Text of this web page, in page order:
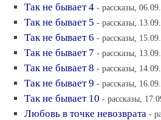
Так не бывает 4 - рассказы,
Так не бывает 5 - рассказы,
Так не бывает 6 - рассказы,
Так не бывает 7 - рассказы,
Так не бывает 8 - рассказы,
Так не бывает 9 - рассказы,
Так не бывает 10 - рассказы,
Любовь в точке невозврата -